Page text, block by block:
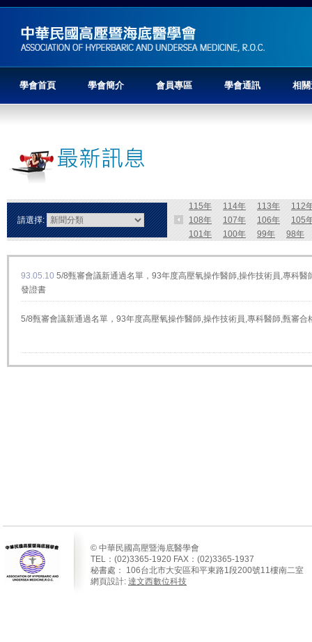
學會首頁 學會簡介 會員專區 學會通訊 相
請選擇:
115年 114年 113年
112
108年
107年 106年
105
101年
100年 99年 98年
93.05.10 5/8甄審會議新通過名單，93年度高壓氧操作醫師,操作技術員,專科
發證書
5/8甄審會議新通過名單，93年度高壓氧操作醫師,操作技術員,專科醫師,甄審
© 中華民國高壓暨海底醫學會
TEL：(02)3365-1920 FAX：(02)3365-1937
秘書處：
106台北市大安區和平東路1段200號11樓南二室
網頁設計: 達文西數位科技